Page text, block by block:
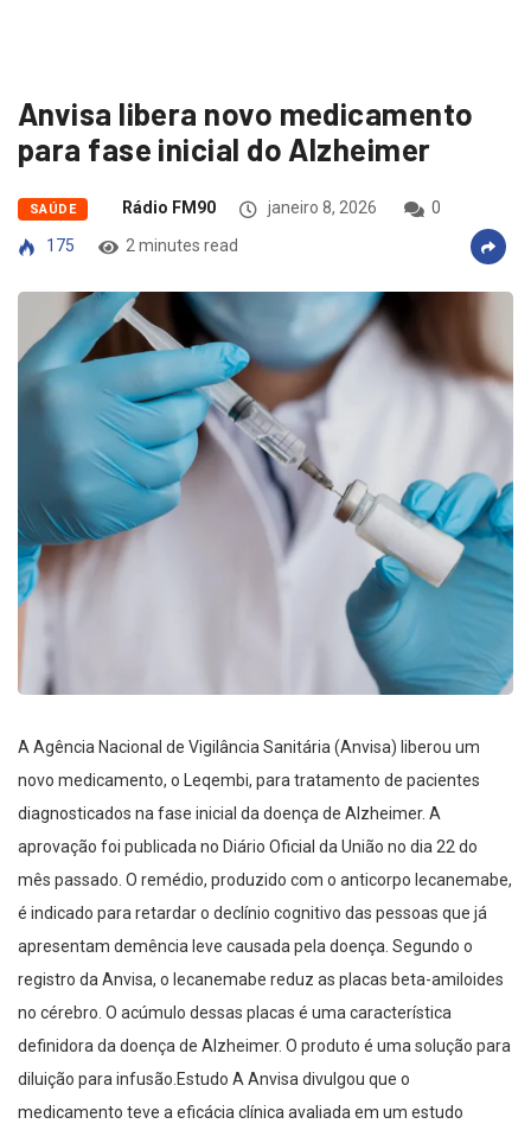
Anvisa libera novo medicamento
para fase inicial do Alzheimer
SAÚDE Rádio FM90 janeiro 8, 2026
0
175
2 minutes read
A Agência Nacional de Vigilância Sanitária (Anvisa) liberou um
novo medicamento, o Leqembi, para tratamento de pacientes
diagnosticados na fase inicial da doença de Alzheimer. A
aprovação foi publicada no Diário Oficial da União no dia 22 do
mês passado. O remédio, produzido com o anticorpo lecanemabe,
é indicado para retardar o declínio cognitivo das pessoas que já
apresentam demência leve causada pela doença. Segundo o
registro da Anvisa, o lecanemabe reduz as placas beta-amiloides
no cérebro. O acúmulo dessas placas é uma característica
definidora da doença de Alzheimer. O produto é uma solução para
diluição para infusão.Estudo A Anvisa divulgou que o
medicamento teve a eficácia clínica avaliada em um estudo